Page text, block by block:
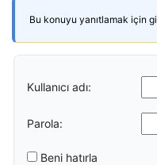
Bu konuyu yanıtlamak için
Kullanıcı adı:
Parola:
Beni hatırla